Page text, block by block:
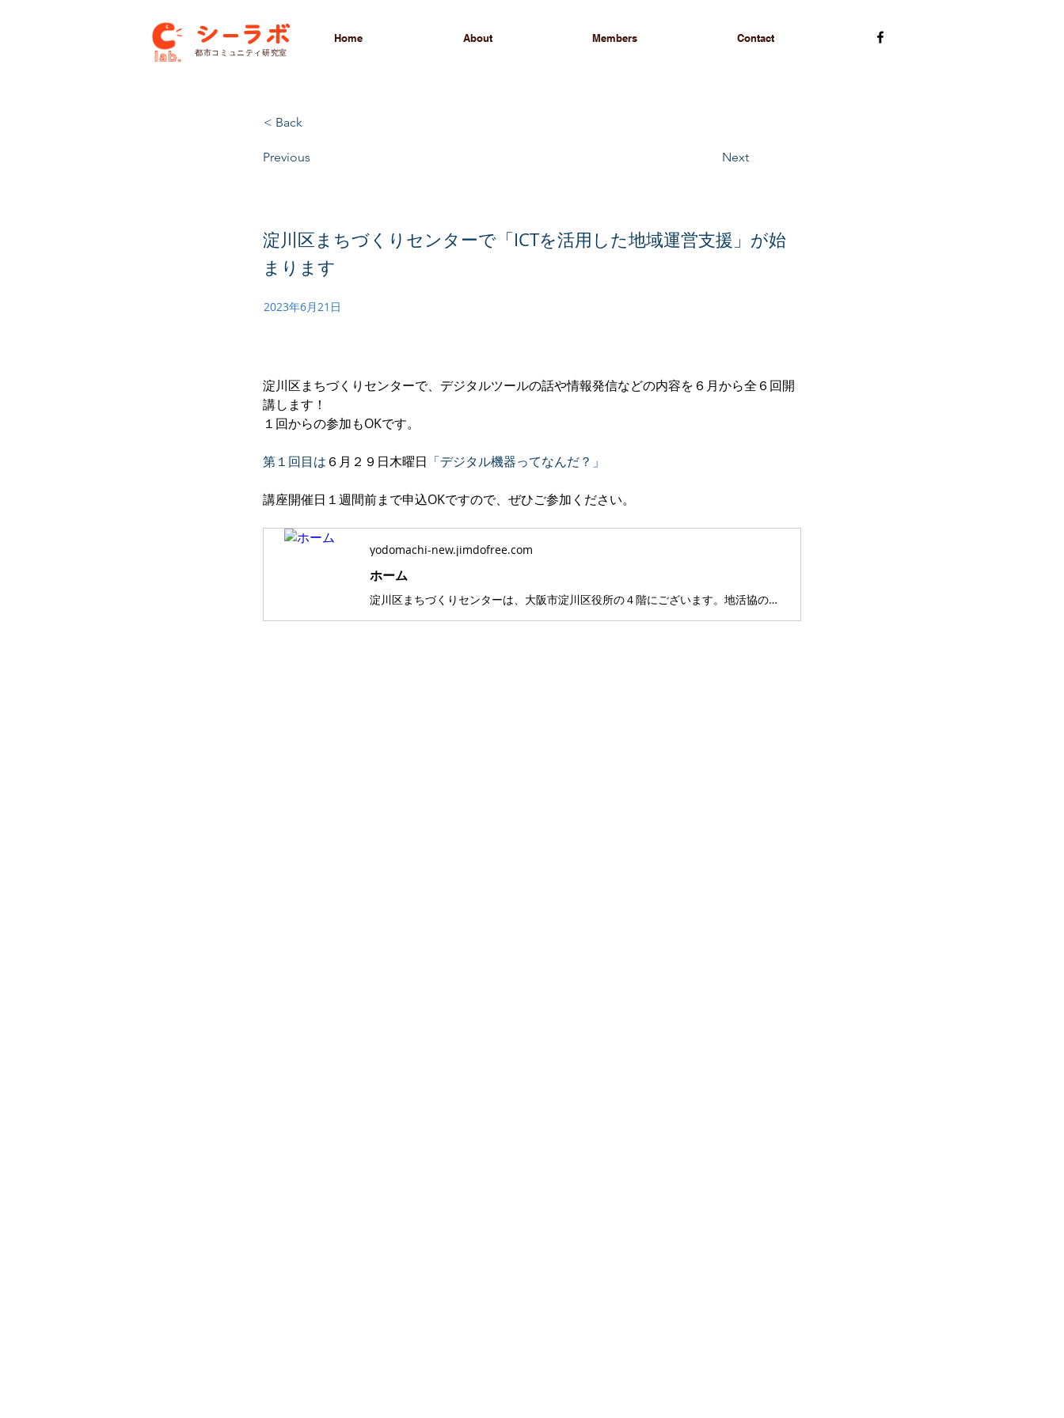
​都市コミュニティ研究室
Home About Members Contact
< Back
Previous Next
淀川区まちづくりセンターで「ICTを活用した地域運営支援」が始
まります
2023年6月21日
淀川区まちづくりセンターで、デジタルツールの話や情報発信などの内容を６月から全６回開
講します！
１回からの参加もOKです。
第１回目は ６月２９日木曜日 「デジタル機器ってなんだ？」
講座開催日１週間前まで申込OKですので、ぜひご参加ください。
yodomachi-new.jimdofree.com
ホーム
淀川区まちづくりセンターは、大阪市淀川区役所の４階にございます。地活協の自律的な運営や活動の支援をしている中間支援組織です。